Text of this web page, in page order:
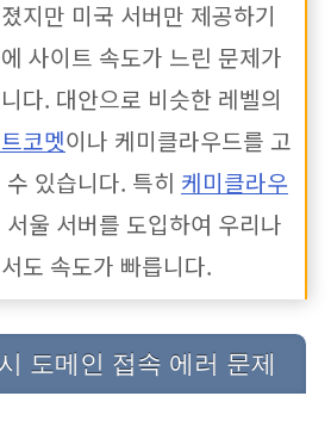
지만 미국 서버만 제공하기
사이트 속도가 느린 문제가
다. 대안으로 비슷한 레벨의
코멧이나 케미클라우드를 고
수 있습니다. 특히 케미클라우
서울 서버를 도입하여 우리나
도 속도가 빠릅니다.
도메인 접속 에러 문제